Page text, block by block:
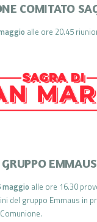
COMITATO
alle ore 20.45
EMMAUS
maggio alle ore 16.30
del gruppo Emmaus in